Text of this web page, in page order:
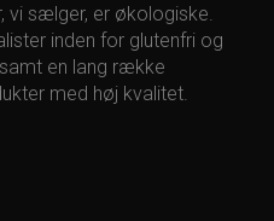
vi sælger, er økologiske.
inden for glutenfri og
en lang række
med høj kvalitet.